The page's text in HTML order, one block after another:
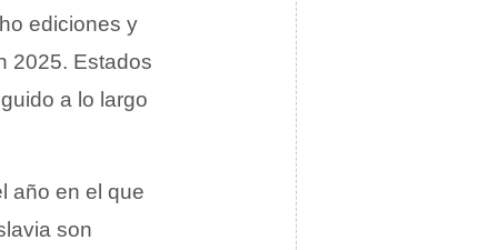
ediciones y
2025. Estados
a lo largo
año en el que
son